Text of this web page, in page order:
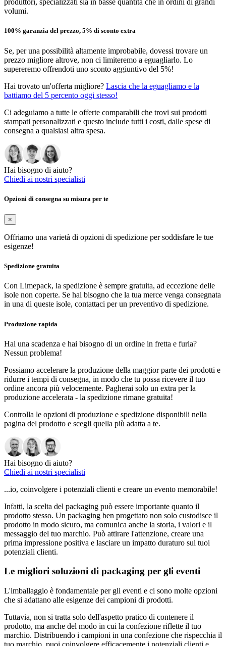
produttori, specializzati sia in basse quantità che in ordini di grandi
volumi.
100% garanzia del prezzo, 5% di sconto extra
Se, per una possibilità altamente improbabile, dovessi trovare un
prezzo migliore altrove, non ci limiteremo a eguagliarlo. Lo
supereremo offrendoti uno sconto aggiuntivo del 5%!
Hai trovato un'offerta migliore? Lascia che la eguagliamo e la
battiamo del 5 percento oggi stesso!
Ci adeguiamo a tutte le offerte comparabili che trovi sui prodotti
stampati personalizzati e questo include tutti i costi, dalle spese di
consegna a qualsiasi altra spesa.
Hai bisogno di aiuto?
Chiedi ai nostri specialisti
Opzioni di consegna su misura per te
×
Offriamo una varietà di opzioni di spedizione per soddisfare le tue
esigenze!
Spedizione gratuita
Con Limepack, la spedizione è sempre gratuita, ad eccezione delle
isole non coperte. Se hai bisogno che la tua merce venga consegnata
in una di queste isole, contattaci per un preventivo di spedizione.
Produzione rapida
Hai una scadenza e hai bisogno di un ordine in fretta e furia?
Nessun problema!
Possiamo accelerare la produzione della maggior parte dei prodotti e
ridurre i tempi di consegna, in modo che tu possa ricevere il tuo
ordine ancora più velocemente. Pagherai solo un extra per la
produzione accelerata - la spedizione rimane gratuita!
Controlla le opzioni di produzione e spedizione disponibili nella
pagina del prodotto e scegli quella più adatta a te.
Hai bisogno di aiuto?
Chiedi ai nostri specialisti
...io, coinvolgere i potenziali clienti e creare un evento memorabile!
Infatti, la scelta del packaging può essere importante quanto il
prodotto stesso. Un packaging ben progettato non solo custodisce il
prodotto in modo sicuro, ma comunica anche la storia, i valori e il
messaggio del tuo marchio. Può attirare l'attenzione, creare una
prima impressione positiva e lasciare un impatto duraturo sui tuoi
potenziali clienti.
Le migliori soluzioni di packaging per gli eventi
L'imballaggio è fondamentale per gli eventi e ci sono molte opzioni
che si adattano alle esigenze dei campioni di prodotti.
Tuttavia, non si tratta solo dell'aspetto pratico di contenere il
prodotto, ma anche del modo in cui la confezione riflette il tuo
marchio. Distribuendo i campioni in una confezione che rispecchia il